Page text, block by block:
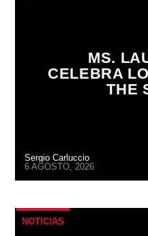
MS.
CELEBRA
THE
Sergio Carluccio
6 AGOSTO, 2026
NOTICIAS